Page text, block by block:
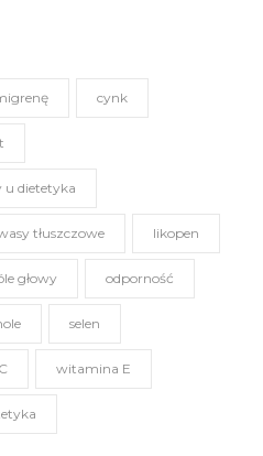
cynk
u dietetyka
tłuszczowe likopen
głowy odporność
selen
witamina E